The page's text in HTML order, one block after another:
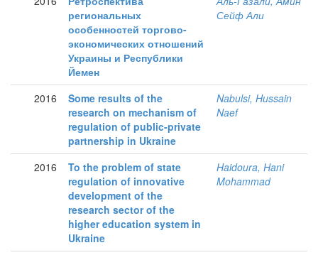
региональных
особенностей торгово-
экономических отношений
Украины и Республики
Йемен
Сейф Али
2016
Some results of the
research on mechanism of
regulation of public-private
partnership in Ukraine
Nabulsi, Hussain
Naef
2016
To the problem of state
regulation of innovative
development of the
research sector of the
higher education system in
Ukraine
Haidoura, Hani
Mohammad